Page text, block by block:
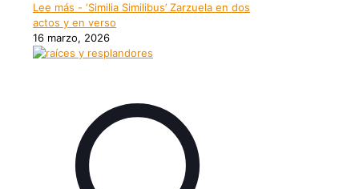
Lee más - ‘Similia Similibus’ Zarzuela en dos
actos y en verso
16 marzo, 2026